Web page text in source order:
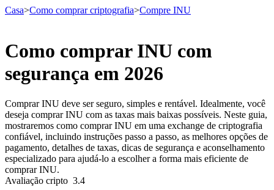
Futuros
Futuros de USDT
Casa>Como comprar criptografia>Compre INU
Como comprar INU com
segurança em 2026
Comprar INU deve ser seguro, simples e rentável. Idealmente, você
deseja comprar INU com as taxas mais baixas possíveis. Neste guia,
mostraremos como comprar INU em uma exchange de criptografia
confiável, incluindo instruções passo a passo, as melhores opções de
pagamento, detalhes de taxas, dicas de segurança e aconselhamento
especializado para ajudá-lo a escolher a forma mais eficiente de
comprar INU.
Avaliação cripto 3.4